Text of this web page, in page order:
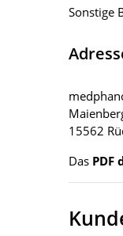
Sonstige
15562
Das PDF